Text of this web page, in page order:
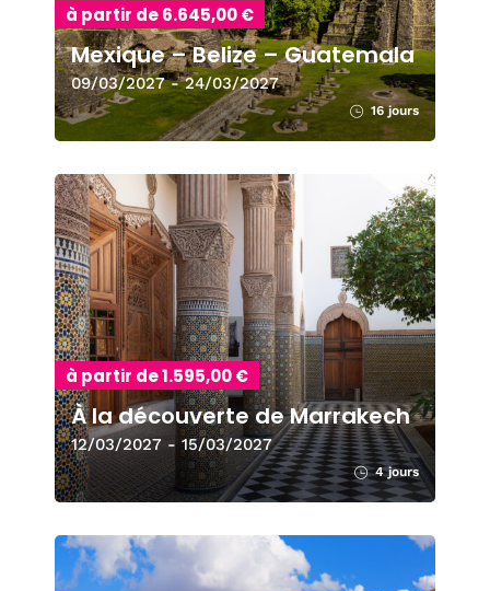
à partir de 6.645,00 €
Mexique – Belize – Guatemala
09/03/2027 - 24/03/2027
16 jours
à partir de 1.595,00 €
À la découverte de Marrakech
12/03/2027 - 15/03/2027
4 jours